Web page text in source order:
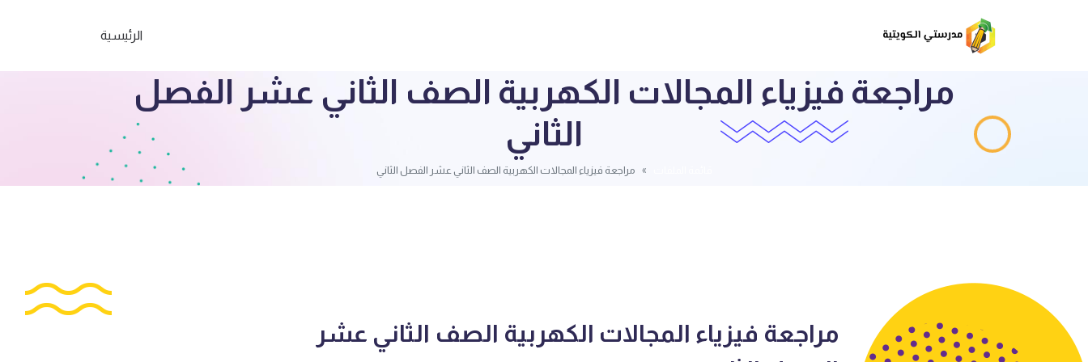
الرئيسية
مراجعة فيزياء المجالات الكهربية الصف الثاني عشر الفصل
الثاني
مراجعة فيزياء المجالات الكهربية الصف الثاني عشر الفصل الثاني
مراجعة فيزياء المجالات الكهربية الصف الثاني عشر